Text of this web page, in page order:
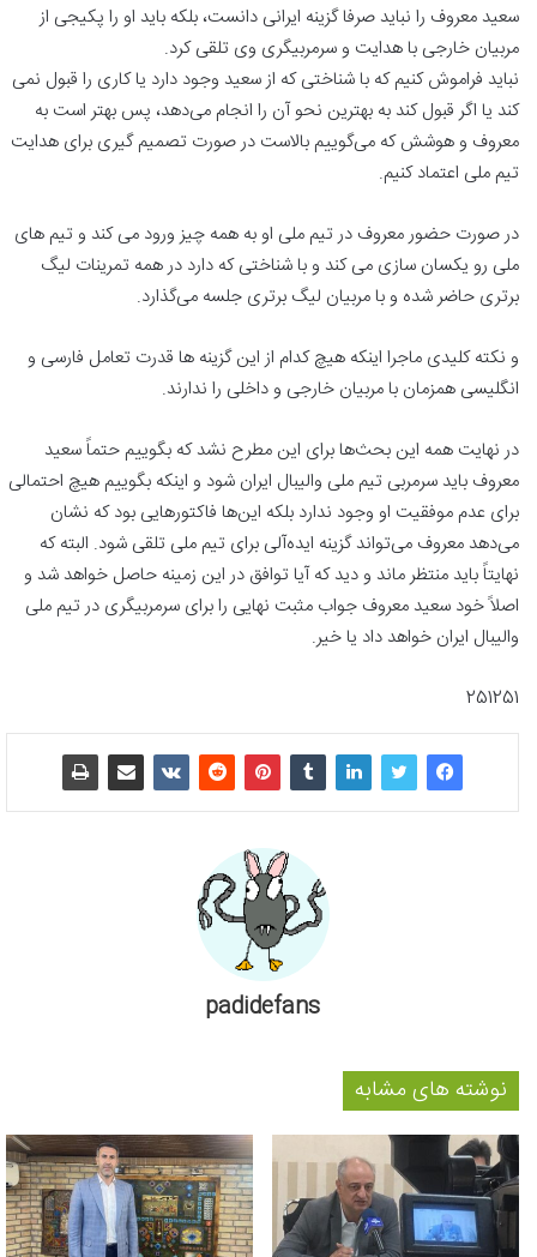
سعید معروف را نباید صرفا گزینه ایرانی دانست، بلکه باید او را پکیجی از
مربیان خارجی با هدایت و سرمربیگری وی تلقی کرد.
نباید فراموش کنیم که با شناختی که از سعید وجود دارد یا کاری را قبول نمی
کند یا اگر قبول کند به بهترین نحو آن را انجام می‌دهد، پس بهتر است به
معروف و هوشش که می‌گوییم بالاست در صورت تصمیم گیری برای هدایت
تیم ملی اعتماد کنیم.
در صورت حضور معروف در تیم ملی او به همه چیز ورود می کند و تیم های
ملی رو یکسان سازی می کند و با شناختی که دارد در همه تمرینات لیگ
برتری حاضر شده و با مربیان لیگ برتری جلسه می‌گذارد.
و نکته کلیدی ماجرا اینکه هیچ کدام از این گزینه ها قدرت تعامل فارسی و
انگلیسی همزمان با مربیان خارجی و داخلی را ندارند.
در نهایت همه این بحث‌ها برای این مطرح نشد که بگوییم حتماً سعید
معروف باید سرمربی تیم ملی والیبال ایران شود و اینکه بگوییم هیچ احتمالی
برای عدم موفقیت او وجود ندارد بلکه این‌ها فاکتورهایی بود که نشان
می‌دهد معروف می‌تواند گزینه ایده‌آلی برای تیم ملی تلقی شود. البته که
نهایتاً باید منتظر ماند و دید که آیا توافق در این زمینه حاصل خواهد شد و
اصلاً خود سعید معروف جواب مثبت نهایی را برای سرمربیگری در تیم ملی
والیبال ایران خواهد داد یا خیر.
251251
padidefans
نوشته های مشابه